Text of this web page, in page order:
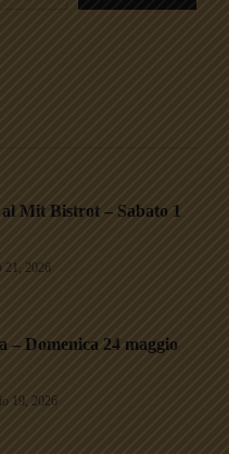
Mit Bistrot – Sabato 1
21, 2026
– Domenica 24 maggio
19, 2026